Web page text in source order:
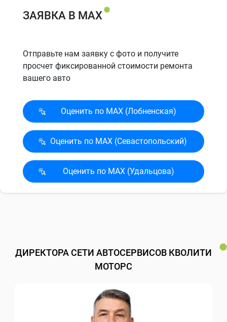
ЗАЯВКА В MAX
Отправьте нам заявку с фото и получите
просчет фиксированной стоимости ремонта
вашего авто
Оценить по MAX (Лобненская)
Оценить по MAX (Севасто­польский)
Оценить по MAX (Удальцова)
ДИРЕКТОРА СЕТИ АВТОСЕРВИСОВ КВОЛИТИ
МОТОРС